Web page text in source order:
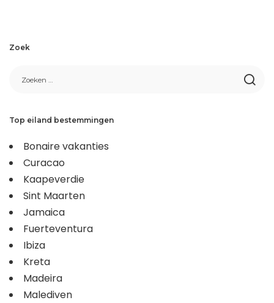
Zoek
Top eiland bestemmingen
Bonaire vakanties
Curacao
Kaapeverdie
Sint Maarten
Jamaica
Fuerteventura
Ibiza
Kreta
Madeira
Malediven